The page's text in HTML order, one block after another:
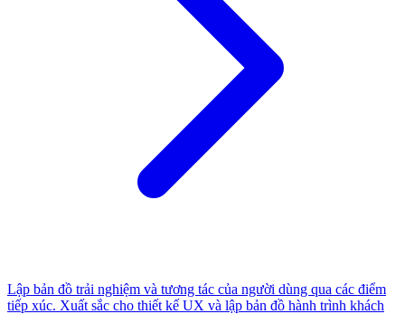
Lập bản đồ trải nghiệm và tương tác của người dùng qua các điểm
tiếp xúc. Xuất sắc cho thiết kế UX và lập bản đồ hành trình khách